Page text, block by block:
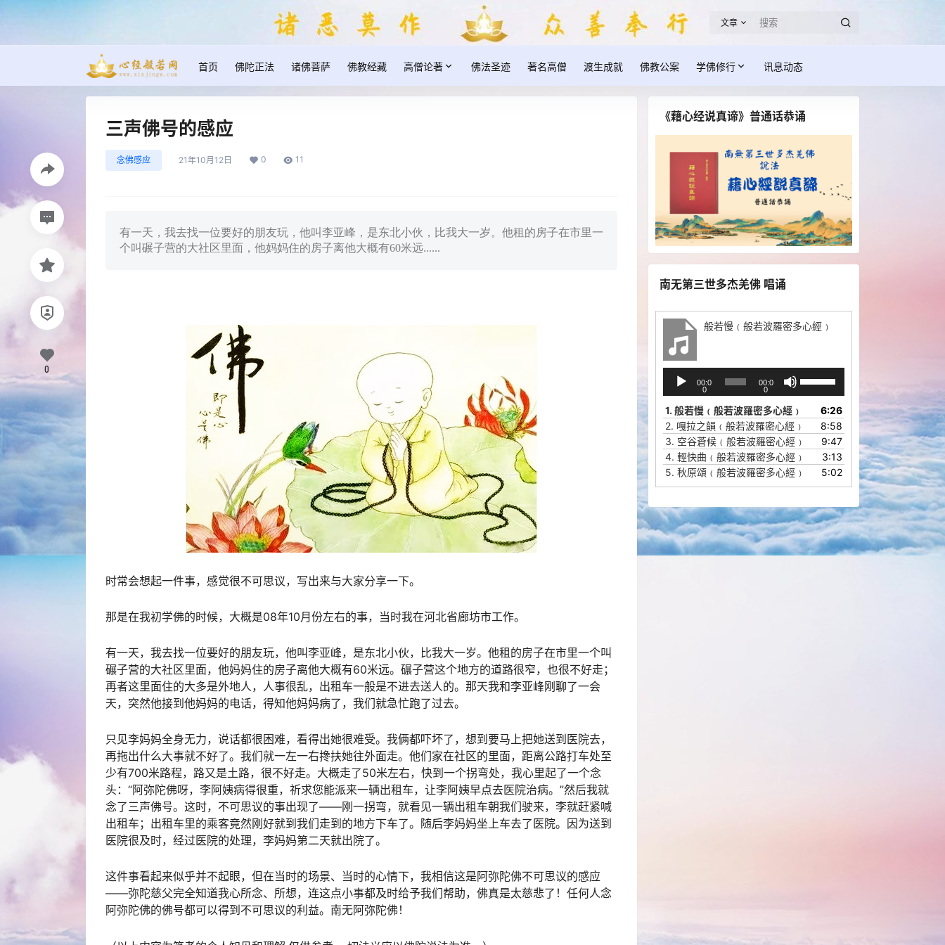
文章
首页 佛陀正法 诸佛菩萨 佛教经藏 高僧论著 佛法圣迹 著名高僧 渡生成就 佛教公案 学佛修行 讯息动态
三声佛号的感应
念佛感应 21年10月12日 0 11
有一天，我去找一位要好的朋友玩，他叫李亚峰，是东北小伙，比我大一岁。他租的房子在市里一
个叫碾子营的大社区里面，他妈妈住的房子离他大概有60米远......
时常会想起一件事，感觉很不可思议，写出来与大家分享一下。
那是在我初学佛的时候，大概是08年10月份左右的事，当时我在河北省廊坊市工作。
有一天，我去找一位要好的朋友玩，他叫李亚峰，是东北小伙，比我大一岁。他租的房子在市里一个叫
碾子营的大社区里面，他妈妈住的房子离他大概有60米远。碾子营这个地方的道路很窄，也很不好走；
再者这里面住的大多是外地人，人事很乱，出租车一般是不进去送人的。那天我和李亚峰刚聊了一会
天，突然他接到他妈妈的电话，得知他妈妈病了，我们就急忙跑了过去。
只见李妈妈全身无力，说话都很困难，看得出她很难受。我俩都吓坏了，想到要马上把她送到医院去，
再拖出什么大事就不好了。我们就一左一右搀扶她往外面走。他们家在社区的里面，距离公路打车处至
少有700米路程，路又是土路，很不好走。大概走了50米左右，快到一个拐弯处，我心里起了一个念
头：“阿弥陀佛呀，李阿姨病得很重，祈求您能派来一辆出租车，让李阿姨早点去医院治病。”然后我就
念了三声佛号。这时，不可思议的事出现了——刚一拐弯，就看见一辆出租车朝我们驶来，李就赶紧喊
出租车；出租车里的乘客竟然刚好就到我们走到的地方下车了。随后李妈妈坐上车去了医院。因为送到
医院很及时，经过医院的处理，李妈妈第二天就出院了。
这件事看起来似乎并不起眼，但在当时的场景、当时的心情下，我相信这是阿弥陀佛不可思议的感应
——弥陀慈父完全知道我心所念、所想，连这点小事都及时给予我们帮助，佛真是太慈悲了！任何人念
阿弥陀佛的佛号都可以得到不可思议的利益。南无阿弥陀佛！
0
《藉心经说真谛》普通话恭诵
南无第三世多杰羌佛 唱诵
般若慢﹙般若波羅密多心經﹚
播
放
器
00:0
0
00:0
0
/
下
箭
头
键
增
高
或
降
1. 般若慢﹙般若波羅密多心經﹚
6:26
2. 嘎拉之韻﹙般若波羅密心經﹚
8:58
3. 空谷蒼候﹙般若波羅密心經﹚
9:47
4. 輕快曲﹙般若波羅密多心經﹚
3:13
5. 秋原頌﹙般若波羅密多心經﹚ 5:02